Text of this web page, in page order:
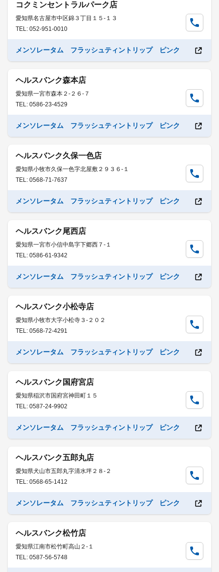
コクミンセントラルパーク店
愛知県名古屋市中区錦３丁目１５-１３
TEL: 052-951-0010
メンソレータム フラッシュティントリップ ピンク
ヘルスバンク森本店
愛知県一宮市森本２-２６-７
TEL: 0586-23-4529
メンソレータム フラッシュティントリップ ピンク
ヘルスバンク久保一色店
愛知県小牧市久保一色字北屋敷２９３６-１
TEL: 0568-71-7637
メンソレータム フラッシュティントリップ ピンク
ヘルスバンク尾西店
愛知県一宮市小信中島字下郷西７-１
TEL: 0586-61-9342
メンソレータム フラッシュティントリップ ピンク
ヘルスバンク小松寺店
愛知県小牧市大字小松寺３-２０２
TEL: 0568-72-4291
メンソレータム フラッシュティントリップ ピンク
ヘルスバンク国府宮店
愛知県稲沢市国府宮神田町１５
TEL: 0587-24-9902
メンソレータム フラッシュティントリップ ピンク
ヘルスバンク五郎丸店
愛知県犬山市五郎丸字清水坪２８-２
TEL: 0568-65-1412
メンソレータム フラッシュティントリップ ピンク
ヘルスバンク松竹店
愛知県江南市松竹町高山２-１
TEL: 0587-56-5748